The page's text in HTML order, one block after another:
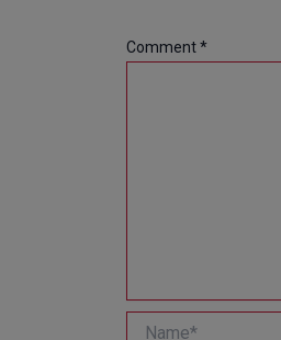
Comment*